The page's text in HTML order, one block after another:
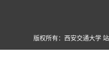
版权所有：西安交通大学